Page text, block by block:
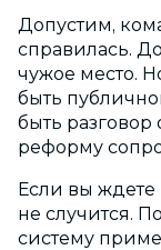
Допустим,
справилась.
чужое место.
быть
быть разговор
реформу
Если вы ждете
не случится.
систему